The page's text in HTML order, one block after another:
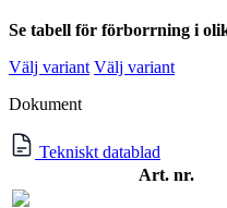
Se tabell för förborrning i
Välj variant Välj variant
Dokument
Tekniskt datablad
Art. nr.